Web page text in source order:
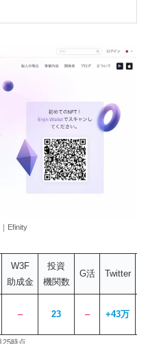
Efinity
W3F
助成金
投資
機関数
G活 Twitter
– 23 – +43万
25時点